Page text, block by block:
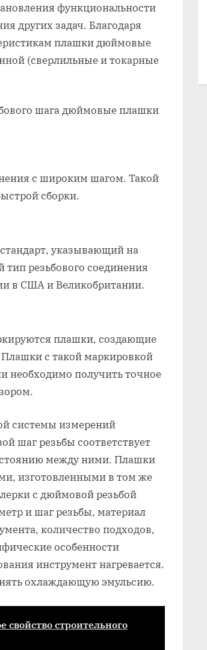
функциональности
других задач. Благодаря
плашки дюймовые
(сверлильные и токарные
шага дюймовые плашки
с широким шагом. Такой
сборки.
указывающий на
резьбового соединения
в США и Великобритании.
плашки, создающие
с такой маркировкой
необходимо получить точное
системы измерений
шаг резьбы соответствует
между ними. Плашки
изготовленными в том же
с дюймовой резьбой
и шаг резьбы, материал
количество подходов,
особенности
инструмент нагревается.
охлаждающую эмульсию.
свойство строительного